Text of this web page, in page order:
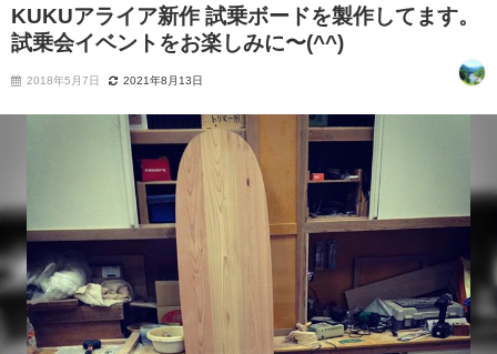
KUKUアライア新作 試乗ボードを製作してます。
試乗会イベントをお楽しみに〜(^^)
2018年5月7日 2021年8月13日